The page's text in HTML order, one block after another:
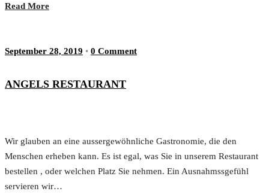
Read More
September 28, 2019 • 0 Comment
ANGELS RESTAURANT
Wir glauben an eine aussergewöhnliche Gastronomie, die den
Menschen erheben kann. Es ist egal, was Sie in unserem Restaurant
bestellen , oder welchen Platz Sie nehmen. Ein Ausnahmssgefühl
servieren wir…